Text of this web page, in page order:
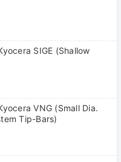
SIGE (Shallow
VNG (Small Dia.
Tip-Bars)